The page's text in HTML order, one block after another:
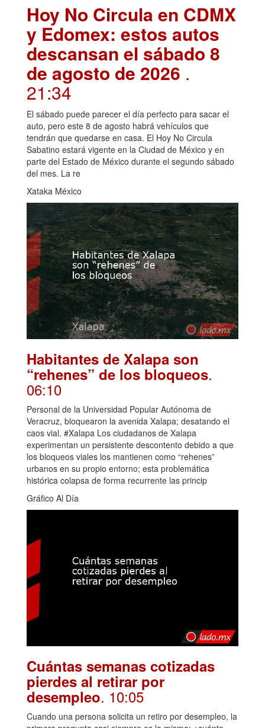
Hoy No Circula en CDMX
y Edomex: estos autos
descansan el sábado 8
de agosto de 2026 .
21:34
El sábado puede parecer el día perfecto para sacar el
auto, pero este 8 de agosto habrá vehículos que
tendrán que quedarse en casa. El Hoy No Circula
Sabatino estará vigente en la Ciudad de México y en
parte del Estado de México durante el segundo sábado
del mes. La re
Xataka México
Habitantes de Xalapa son
“rehenes” de los bloqueos.
06:10
Personal de la Universidad Popular Autónoma de
Veracruz, bloquearon la avenida Xalapa; desatando el
caos vial. #Xalapa Los ciudadanos de Xalapa
experimentan un persistente descontento debido a que
los bloqueos viales los mantienen como “rehenes”
urbanos en su propio entorno; esta problemática
histórica colapsa de forma recurrente las princip
Gráfico Al Día
Cuántas semanas cotizadas
pierdes al retirar por
desempleo. 10:05
Cuando una persona solicita un retiro por desempleo, la